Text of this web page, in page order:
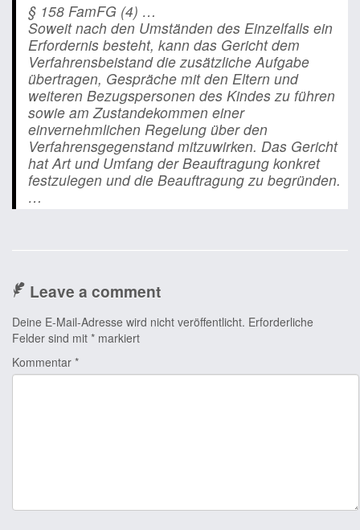
§ 158 FamFG (4) …
Soweit nach den Umständen des Einzelfalls ein
Erfordernis besteht, kann das Gericht dem
Verfahrensbeistand die zusätzliche Aufgabe
übertragen, Gespräche mit den Eltern und
weiteren Bezugspersonen des Kindes zu führen
sowie am Zustandekommen einer
einvernehmlichen Regelung über den
Verfahrensgegenstand mitzuwirken. Das Gericht
hat Art und Umfang der Beauftragung konkret
festzulegen und die Beauftragung zu begründen.
…
Leave a comment
Deine E-Mail-Adresse wird nicht veröffentlicht. Erforderliche
Felder sind mit * markiert
Kommentar *